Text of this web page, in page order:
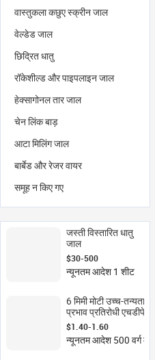
वास्तुकला कछुए स्क्रीन जाल
वेल्डेड जाल
छिद्रित धातु
रॉकेशील्ड और पाइपलाइन जाल
हेक्सागोनल तार जाल
चेन लिंक बाड़
आटा मिलिंग जाल
बार्बेड और रेजर वायर
समूह न किए गए
जस्ती विस्तारित धातु
जाल
$30-500
न्यूनतम आदेश 1 शीट
6 मिमी मोटी उच्च-तन्यता
प्रभाव प्रतिरोधी एचडीपे रॉक
शील्ड जाल जाल, चरम
परिस्थितियों के लिए
इंजीनियर
$1.40-1.60
न्यूनतम आदेश 500 वर्ग मीटर